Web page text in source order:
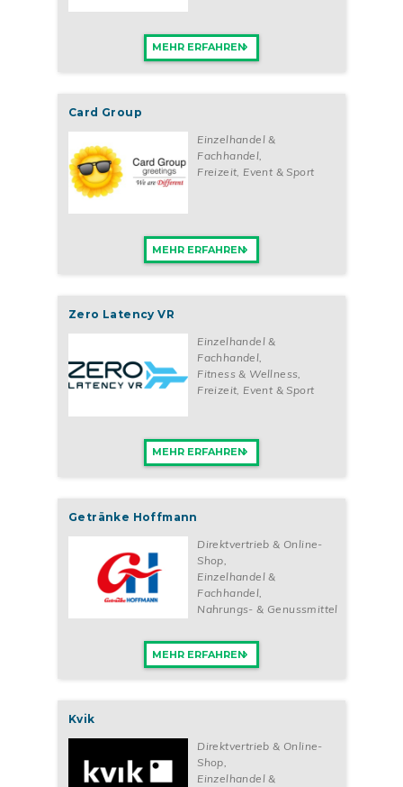
MEHR ERFAHREN
Card Group
Einzelhandel &
Fachhandel
Freizeit, Event & Sport
MEHR ERFAHREN
Zero Latency VR
Einzelhandel &
Fachhandel,
Fitness & Wellness,
Freizeit, Event & Sport
MEHR ERFAHREN
Getränke Hoffmann
Direktvertrieb & Online-
Shop
Einzelhandel &
Fachhandel
Nahrungs- & Genussmittel
MEHR ERFAHREN
Kvik
Direktvertrieb & Online-
Shop,
Einzelhandel &